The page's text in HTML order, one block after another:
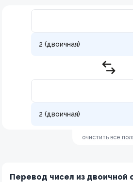
очистить все
Перевод чисел из двоичной